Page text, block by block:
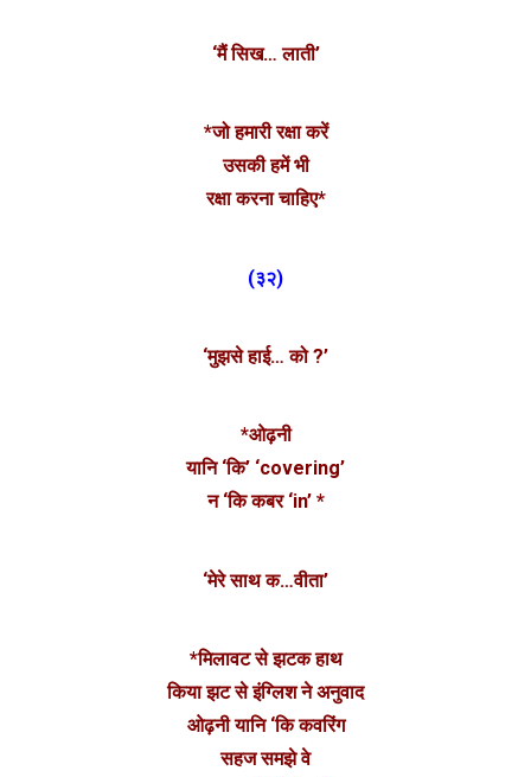
‘मैं सिख… लाती’
*जो हमारी रक्षा करें
उसकी हमें भी
रक्षा करना चाहिए*
(३२)
‘मुझसे हाई… को ?’
*ओढ़नी
यानि ‘कि’ ‘covering’
न ‘कि कबर ‘in’ *
‘मेरे साथ क…वीता’
*मिलावट से झटक हाथ
किया झट से इंग्लिश ने अनुवाद
ओढ़नी यानि ‘कि कवरिंग
सहज समझे वे